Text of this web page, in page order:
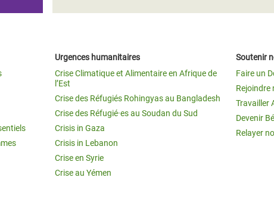
Urgences humanitaires
Crise Climatique et Alimentaire en Afrique de
l’Est
Crise des Réfugiés Rohingyas au Bangladesh
Crise des Réfugié·es au Soudan du Sud
Crisis in Gaza
Crisis in Lebanon
Crise en Syrie
Crise au Yémen
Soutenir
Faire un
Rejoindre
Travailler
Devenir
Relayer